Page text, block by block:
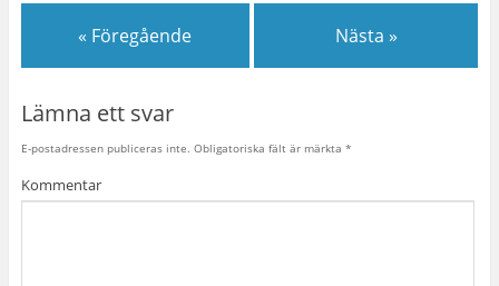
« Föregående Nästa »
Lämna ett svar
E-postadressen publiceras inte. Obligatoriska fält är märkta *
Kommentar